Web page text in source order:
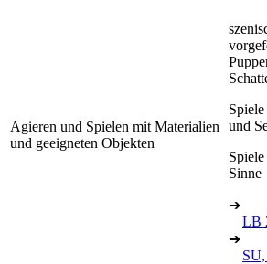
Agieren und Spielen mit Materialien
und geeigneten Objekten
und
Sinne
➔
LB
➔